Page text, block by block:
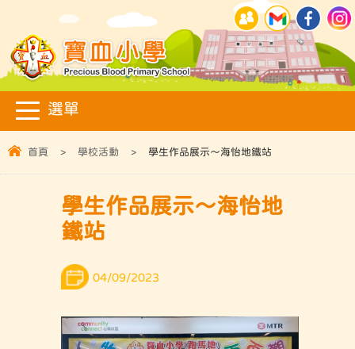
首頁 > 學校活動 > 學生作品展示～海怡地鐵站
學生作品展示～海怡地
鐵站
04/09/2023